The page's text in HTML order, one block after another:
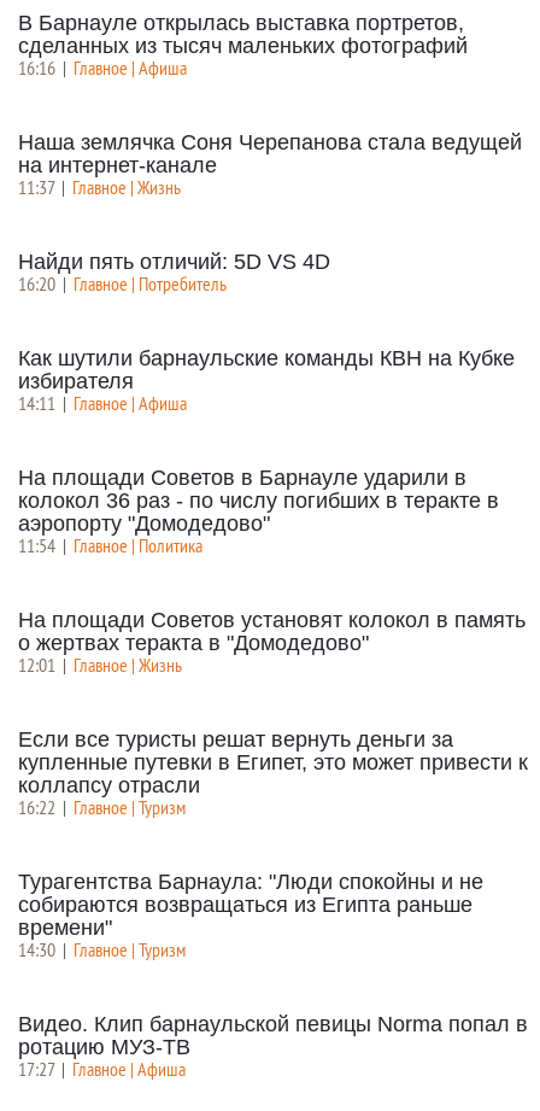
В Барнауле открылась выставка портретов,
сделанных из тысяч маленьких фотографий
16:16 | Главное | Афиша
Наша землячка Соня Черепанова стала ведущей
на интернет-канале
11:37 | Главное | Жизнь
Найди пять отличий: 5D VS 4D
16:20 | Главное | Потребитель
Как шутили барнаульские команды КВН на Кубке
избирателя
14:11 | Главное | Афиша
На площади Советов в Барнауле ударили в
колокол 36 раз - по числу погибших в теракте в
аэропорту "Домодедово"
11:54 | Главное | Политика
На площади Советов установят колокол в память
о жертвах теракта в "Домодедово"
12:01 | Главное | Жизнь
Если все туристы решат вернуть деньги за
купленные путевки в Египет, это может привести к
коллапсу отрасли
16:22 | Главное | Туризм
Турагентства Барнаула: "Люди спокойны и не
собираются возвращаться из Египта раньше
времени"
14:30 | Главное | Туризм
Видео. Клип барнаульской певицы Norma попал в
ротацию МУЗ-ТВ
17:27 | Главное | Афиша